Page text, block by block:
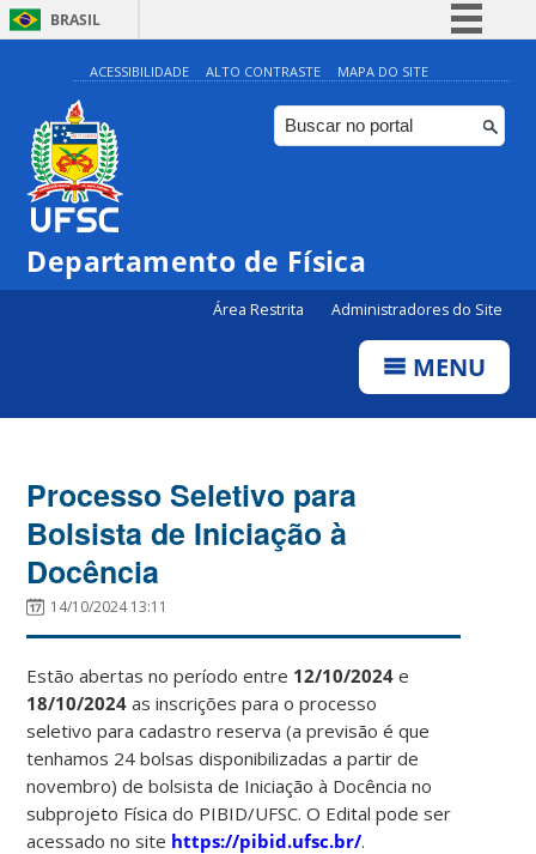
BRASIL
Simplifique!
Comunica BR
Participe
Canais
ACESSIBILIDADE ALTO CONTRASTE MAPA DO SITE
Departamento de Física
Área Restrita Administradores do Site
MENU
Processo Seletivo para
Bolsista de Iniciação à
Docência
14/10/2024 13:11
Estão abertas no período entre 12/10/2024e
18/10/2024 as inscrições para o processo
seletivo para cadastro reserva (a previsão é que
tenhamos 24 bolsas disponibilizadas a partir de
novembro) de bolsista de Iniciação à Docência no
subprojeto Física do PIBID/UFSC. O Edital pode ser
acessado no site https://pibid.ufsc.br/.